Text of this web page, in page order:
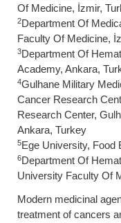
Of Medicine, İzmir,
2Department Of
Faculty Of Medicine,
3Department Of
Academy, Ankara,
4Gulhane Military
Cancer Research
Research Center,
Ankara, Turkey
5Ege University, Food
6Department Of
University Faculty Of
Modern medicinal
treatment of cancers